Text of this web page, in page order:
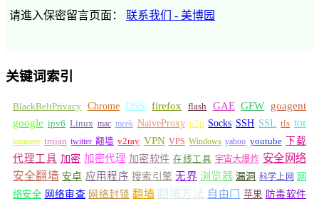
请進入保密留言页面： 联系我们 - 美博园
关键词索引
BlackBeltPrivacy Chrome DNS firefox flash GAE GFW
goagent
google ipv6 Linux mac meek NaiveProxy p2p Socks SSH SSL tls tor
toranger trojan twitter 翻墙 v2ray VPN VPS Windows yahoo youtube 下载
代理工具 加密 加密代理 加密软件 在线工具 宇宙大爆炸 安全网络
安全翻墙 安卓 应用程序 搜索引擎 无界 浏览器 漏洞 科学上网 网
络安全 网络审查 网络封锁 翻墙 翻墙方法 自由门 苹果 防毒软件